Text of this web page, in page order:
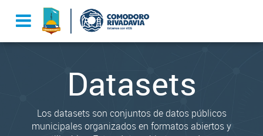
Datasets
Los datasets son conjuntos de datos públicos
municipales organizados en formatos abiertos y